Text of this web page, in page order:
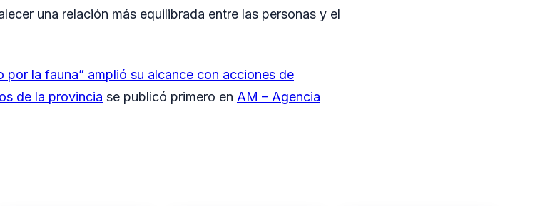
una relación más equilibrada entre las personas y el
por la fauna” amplió su alcance con acciones de
de la provincia se publicó primero en AM – Agencia